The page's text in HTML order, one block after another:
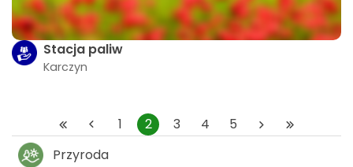
Stacja paliw
Karczyn
1 2 3 4
5
Przyroda